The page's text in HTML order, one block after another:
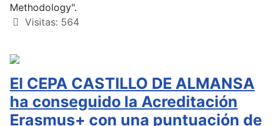
Methodology".
Visitas: 564
El CEPA CASTILLO DE ALMANSA
ha conseguido la Acreditación
Erasmus+ con una puntuación de